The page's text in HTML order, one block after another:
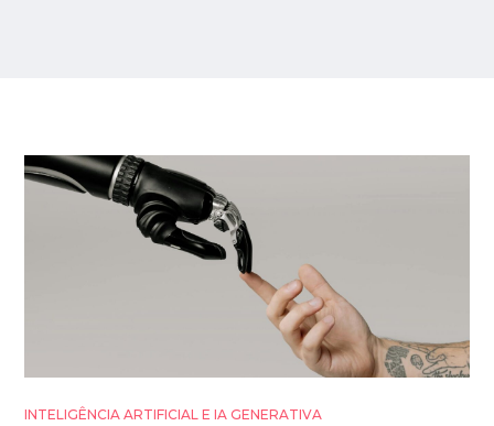
INTELIGÊNCIA ARTIFICIAL E IA GENERATIVA